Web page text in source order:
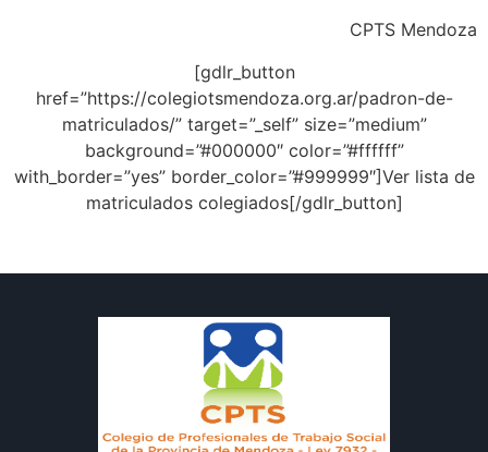
CPTS Mendoza
[gdlr_button
href=”https://colegiotsmendoza.org.ar/padron-de-
matriculados/” target=”_self” size=”medium”
background=”#000000″ color=”#ffffff”
with_border=”yes” border_color=”#999999″]Ver lista de
matriculados colegiados[/gdlr_button]